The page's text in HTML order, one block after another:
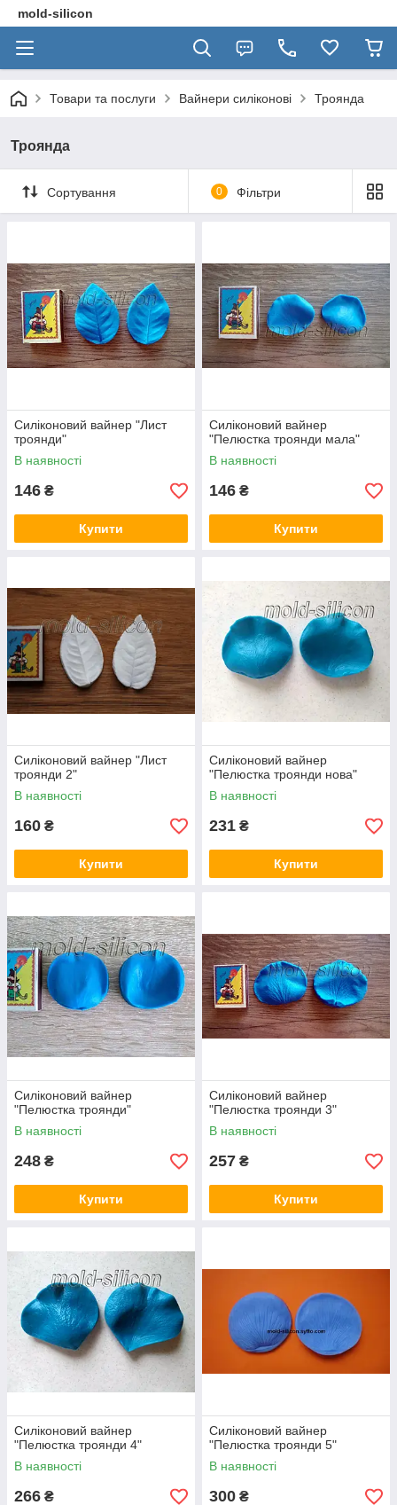
mold-silicon
Товари та послуги Вайнери силіконові Троянда
Троянда
Сортування 0 Фільтри
Силіконовий вайнер "Лист
троянди"
В наявності
146 ₴
Купити
Силіконовий вайнер
"Пелюстка троянди мала"
В наявності
146 ₴
Купити
Силіконовий вайнер "Лист
троянди 2"
В наявності
160 ₴
Купити
Силіконовий вайнер
"Пелюстка троянди нова"
В наявності
231 ₴
Купити
Силіконовий вайнер
"Пелюстка троянди"
В наявності
248 ₴
Купити
Силіконовий вайнер
"Пелюстка троянди 3"
В наявності
257 ₴
Купити
Силіконовий вайнер
"Пелюстка троянди 4"
В наявності
266 ₴
Силіконовий вайнер
"Пелюстка троянди 5"
В наявності
300 ₴